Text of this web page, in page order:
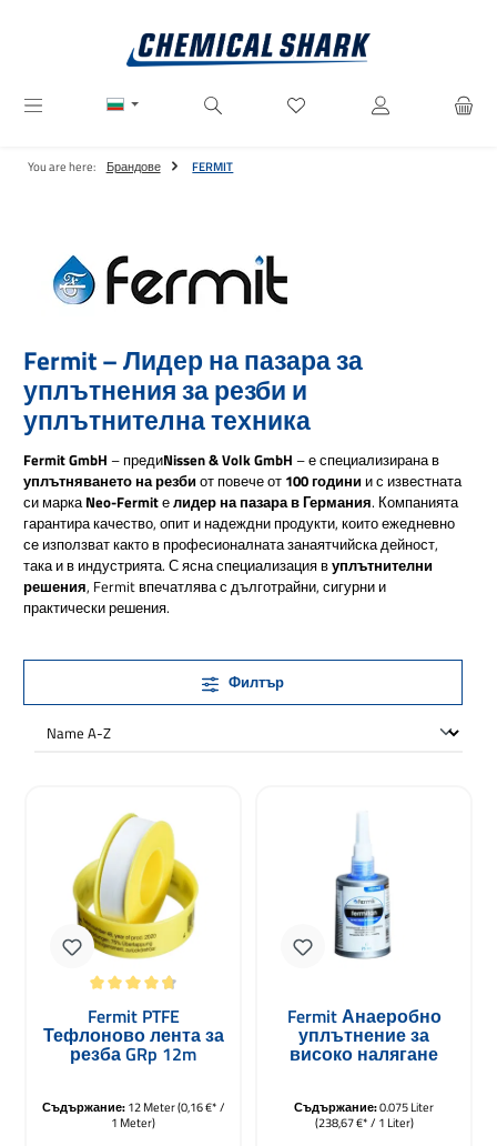
Имате 0 артикули от
You are here: Брандове FERMIT
Fermit – Лидер на пазара за
уплътнения за резби и
уплътнителна техника
Fermit GmbH – предиNissen & Volk GmbH – е специализирана в
уплътняването на резбиот повече от 100 годинии с известната
си маркаNeo-Fermitелидер на пазара в Германия. Компанията
гарантира качество, опит и надеждни продукти, които ежедневно
се използват както в професионалната занаятчийска дейност,
така и в индустрията. С ясна специализация вуплътнителни
решения, Fermit впечатлява с дълготрайни, сигурни и
практически решения.
Филтър
Средна оценка за 4.8 от 5 звезди
Fermit PTFE
Тефлоново лента за
резба GRp 12m
Съдържание:12 Meter(0,16 €* /
1 Meter)
Fermit Анаеробно
уплътнение за
високо налягане
Съдържание:0.075 Liter
(238,67 €* / 1 Liter)